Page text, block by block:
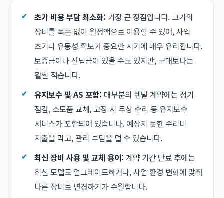
초기 비용 부담 최소화: 가장 큰 장점입니다. 고가의
장비를 목돈 없이 월정액으로 이용할 수 있어, 사업
초기나 유동성 확보가 중요한 시기에 매우 유리합니다.
보증금이나 선납금이 있을 수도 있지만, 구매보다는
훨씬 적습니다.
유지보수 및 AS 포함: 대부분의 렌탈 계약에는 정기
점검, 소모품 교체, 고장 시 무상 수리 등 유지보수
서비스가 포함되어 있습니다. 예상치 못한 수리비
지출을 막고, 관리 부담을 덜 수 있습니다.
최신 장비 사용 및 교체 용이: 계약 기간 만료 후에는
최신 모델로 업그레이드하거나, 사업 환경 변화에 맞춰
다른 장비로 변경하기가 수월합니다.